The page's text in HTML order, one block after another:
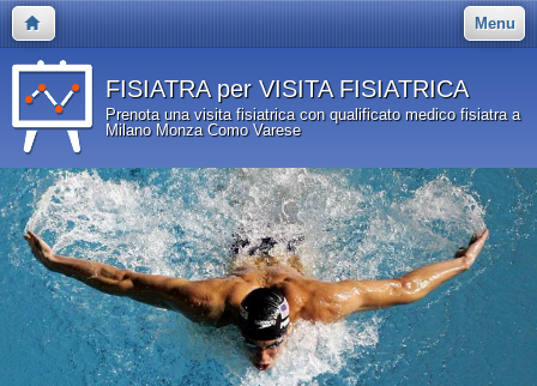
Menu
FISIATRA per VISITA FISIATRICA
Prenota una visita fisiatrica con qualificato medico fisiatra a
Milano Monza Como Varese